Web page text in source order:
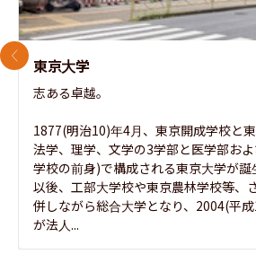
東京大学
志ある卓越。
1877(明治10)年4月、東京開成学校と東
法学、理学、文学の3学部と医学部お
学校の前身)で構成される東京大学が誕
以後、工部大学校や東京農林学校等、
併しながら総合大学となり、2004(平
が法人...
前のスライド